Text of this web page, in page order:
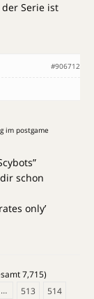
Serie ist
#906712
im postgame
schon
only’
7,715)
… 513
514